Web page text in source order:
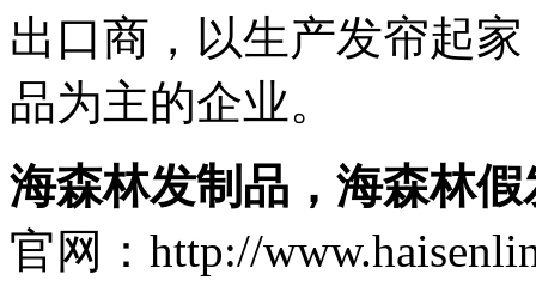
出口商，以生产发帘起
品为主的企业。
海森林发制品，海森林假
官网：http://